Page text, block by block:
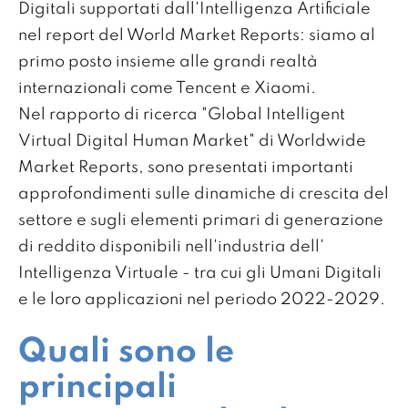
Digitali supportati dall'Intelligenza Artificiale
nel report del World Market Reports: siamo al
primo posto insieme alle grandi realtà
internazionali come Tencent e Xiaomi.
Nel rapporto di ricerca "Global Intelligent
Virtual Digital Human Market" di Worldwide
Market Reports, sono presentati importanti
approfondimenti sulle dinamiche di crescita del
settore e sugli elementi primari di generazione
di reddito disponibili nell'industria dell'
Intelligenza Virtuale - tra cui gli Umani Digitali
e le loro applicazioni nel periodo 2022-2029.
Quali sono le
principali